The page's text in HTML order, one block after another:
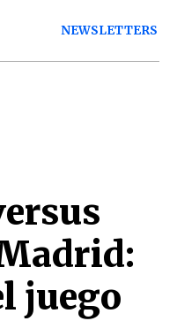
NEWSLETTERS
juego